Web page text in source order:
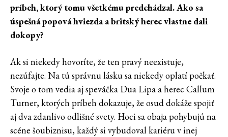
príbeh, ktorý tomu všetkému predchádzal. Ako sa
úspešná popová hviezda a britský herec vlastne dali
dokopy?
Ak si niekedy hovoríte, že ten pravý neexistuje,
nezúfajte. Na tú správnu lásku sa niekedy oplatí počkať.
Svoje o tom vedia aj speváčka Dua Lipa a herec Callum
Turner, ktorých príbeh dokazuje, že osud dokáže spojiť
aj dva zdanlivo odlišné svety. Hoci sa obaja pohybujú na
scéne šoubiznisu, každý si vybudoval kariéru v inej